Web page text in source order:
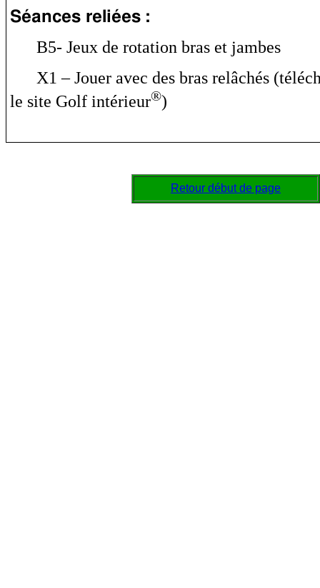
Séances reliées :
B5- Jeux de rotation bras et jambes
X1 – Jouer avec des bras relâchés
le site Golf intérieur®)
Retour début de page